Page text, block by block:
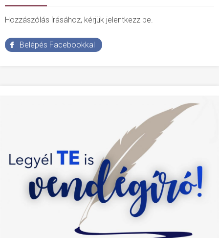
Hozzászólás írásához, kérjük jelentkezz be.
Belépés Facebookkal